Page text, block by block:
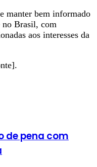
manter bem informado
no Brasil, com
aos interesses da
de pena com